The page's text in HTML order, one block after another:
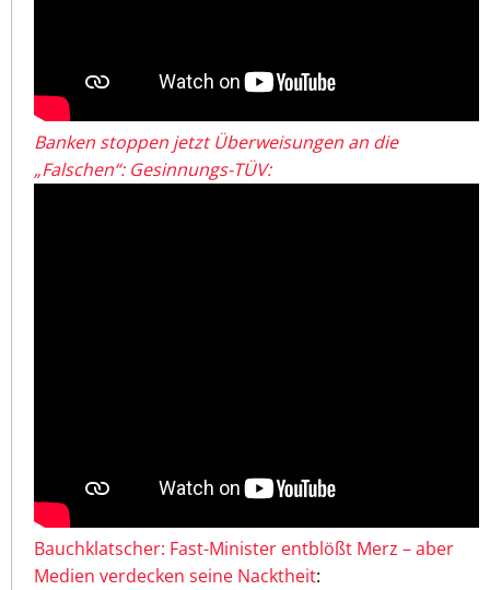
Banken stoppen jetzt Überweisungen an die
„Falschen“: Gesinnungs-TÜV:
Bauchklatscher: Fast-Minister entblößt Merz – aber
Medien verdecken seine Nacktheit: